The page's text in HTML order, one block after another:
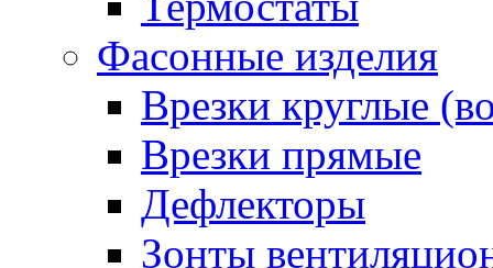
Фасонные изделия
Врезки круглые
Врезки прямые
Дефлекторы
Зонты